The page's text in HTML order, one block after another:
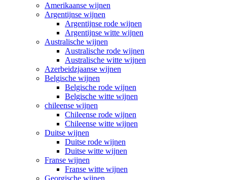
Amerikaanse wijnen
Argentijnse wijnen
Argentijnse rode wijnen
Argentijnse witte wijnen
Australische wijnen
Australische rode wijnen
Australische witte wijnen
Azerbeidzjaanse wijnen
Belgische wijnen
Belgische rode wijnen
Belgische witte wijnen
chileense wijnen
Chileense rode wijnen
Chileense witte wijnen
Duitse wijnen
Duitse rode wijnen
Duitse witte wijnen
Franse wijnen
Franse witte wijnen
Georgische wijnen